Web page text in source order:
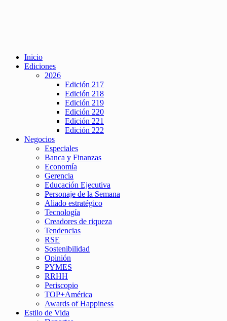
Inicio
Ediciones
2026
Edición 217
Edición 218
Edición 219
Edición 220
Edición 221
Edición 222
Negocios
Especiales
Banca y Finanzas
Economía
Gerencia
Educación Ejecutiva
Personaje de la Semana
Aliado estratégico
Tecnología
Creadores de riqueza
Tendencias
RSE
Sostenibilidad
Opinión
PYMES
RRHH
Periscopio
TOP+América
Awards of Happiness
Estilo de Vida